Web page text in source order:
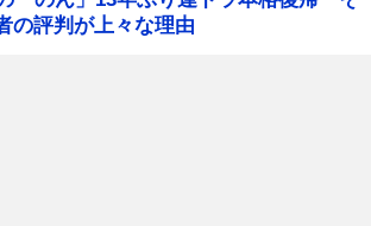
の評判が上々な理由